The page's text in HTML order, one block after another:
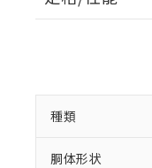
種類
胴体形状